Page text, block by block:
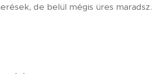
de belül mégis üres maradsz.